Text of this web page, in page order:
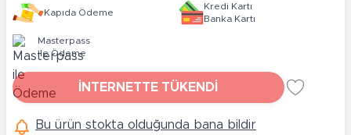
Kapıda Ödeme
Kredi Kartı
Banka Kartı
Masterpass
ile Ödeme
İNTERNETTE TÜKENDİ
Bu ürün stokta olduğunda bana bildir